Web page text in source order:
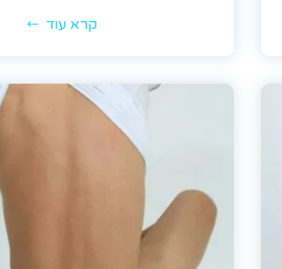
קרא עוד